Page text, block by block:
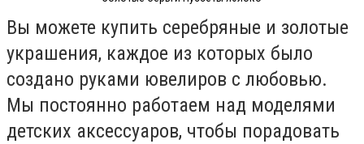
Вы можете купить серебряные и золотые
украшения, каждое из которых было
создано руками ювелиров с любовью.
Мы постоянно работаем над моделями
детских аксессуаров, чтобы порадовать